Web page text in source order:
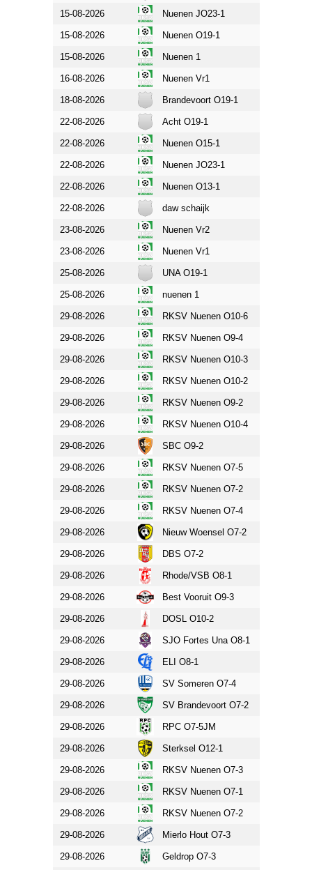
15-08-2026 Nuenen JO23-1
15-08-2026 Nuenen O19-1
15-08-2026 Nuenen 1
16-08-2026 Nuenen Vr1
18-08-2026 Brandevoort O19-1
22-08-2026 Acht O19-1
22-08-2026 Nuenen O15-1
22-08-2026 Nuenen JO23-1
22-08-2026 Nuenen O13-1
22-08-2026 daw schaijk
23-08-2026 Nuenen Vr2
23-08-2026 Nuenen Vr1
25-08-2026 UNA O19-1
25-08-2026 nuenen 1
29-08-2026 RKSV Nuenen O10-6
29-08-2026 RKSV Nuenen O9-4
29-08-2026 RKSV Nuenen O10-3
29-08-2026 RKSV Nuenen O10-2
29-08-2026 RKSV Nuenen O9-2
29-08-2026 RKSV Nuenen O10-4
29-08-2026 SBC O9-2
29-08-2026 RKSV Nuenen O7-5
29-08-2026 RKSV Nuenen O7-2
29-08-2026 RKSV Nuenen O7-4
29-08-2026 Nieuw Woensel O7-2
29-08-2026 DBS O7-2
29-08-2026 Rhode/VSB O8-1
29-08-2026 Best Vooruit O9-3
29-08-2026 DOSL O10-2
29-08-2026 SJO Fortes Una O8-1
29-08-2026 ELI O8-1
29-08-2026 SV Someren O7-4
29-08-2026 SV Brandevoort O7-2
29-08-2026 RPC O7-5JM
29-08-2026 Sterksel O12-1
29-08-2026 RKSV Nuenen O7-3
29-08-2026 RKSV Nuenen O7-1
29-08-2026 RKSV Nuenen O7-2
29-08-2026 Mierlo Hout O7-3
29-08-2026 Geldrop O7-3